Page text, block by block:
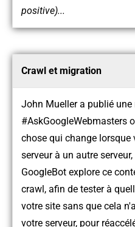
positive)...
Crawl et migration
John Mueller a publié une
#AskGoogleWebmasters
chose qui change lorsque
serveur à un autre
GoogleBot explore ce
crawl, afin de tester à
votre site sans que cela
votre serveur, pour